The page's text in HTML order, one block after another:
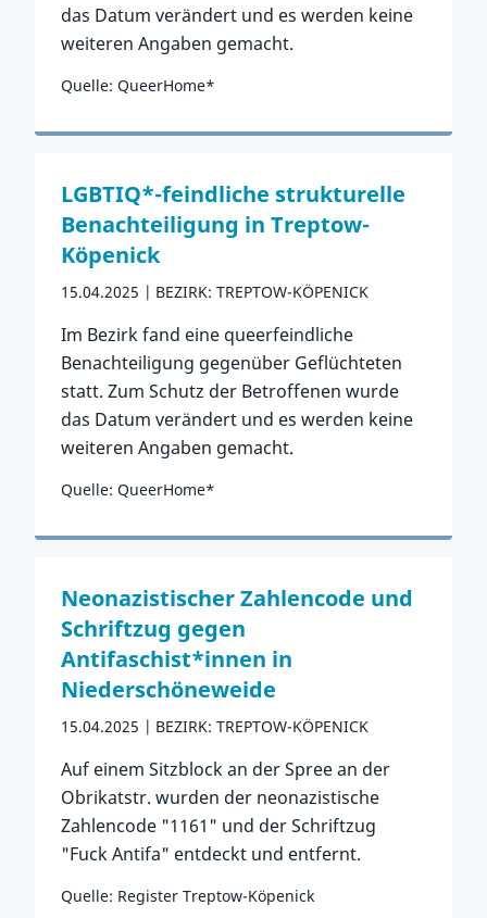
das Datum verändert und es werden keine
weiteren Angaben gemacht.
Quelle: QueerHome*
Zum Vorfall
LGBTIQ*-feindliche strukturelle
Benachteiligung in Treptow-
Köpenick
15.04.2025 BEZIRK: TREPTOW-KÖPENICK
Im Bezirk fand eine queerfeindliche
Benachteiligung gegenüber Geflüchteten
statt. Zum Schutz der Betroffenen wurde
das Datum verändert und es werden keine
weiteren Angaben gemacht.
Quelle: QueerHome*
Zum Vorfall
Neonazistischer Zahlencode und
Schriftzug gegen
Antifaschist*innen in
Niederschöneweide
15.04.2025 BEZIRK: TREPTOW-KÖPENICK
Auf einem Sitzblock an der Spree an der
Obrikatstr. wurden der neonazistische
Zahlencode "1161" und der Schriftzug
"Fuck Antifa" entdeckt und entfernt.
Quelle: Register Treptow-Köpenick